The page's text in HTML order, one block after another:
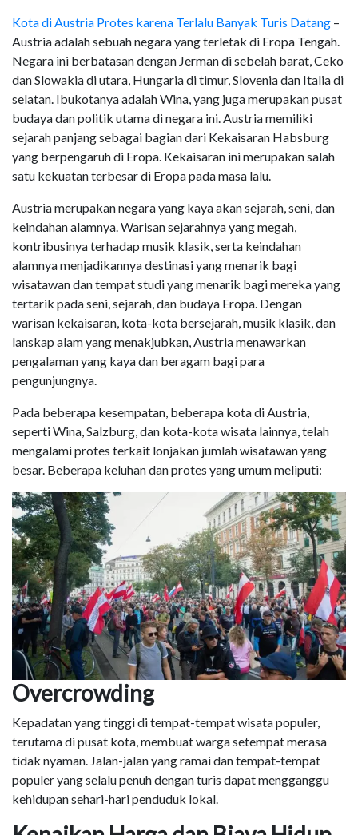
Kota di Austria Protes karena Terlalu Banyak Turis Datang –
Austria adalah sebuah negara yang terletak di Eropa Tengah.
Negara ini berbatasan dengan Jerman di sebelah barat, Ceko
dan Slowakia di utara, Hungaria di timur, Slovenia dan Italia di
selatan. Ibukotanya adalah Wina, yang juga merupakan pusat
budaya dan politik utama di negara ini. Austria memiliki
sejarah panjang sebagai bagian dari Kekaisaran Habsburg
yang berpengaruh di Eropa. Kekaisaran ini merupakan salah
satu kekuatan terbesar di Eropa pada masa lalu.
Austria merupakan negara yang kaya akan sejarah, seni, dan
keindahan alamnya. Warisan sejarahnya yang megah,
kontribusinya terhadap musik klasik, serta keindahan
alamnya menjadikannya destinasi yang menarik bagi
wisatawan dan tempat studi yang menarik bagi mereka yang
tertarik pada seni, sejarah, dan budaya Eropa. Dengan
warisan kekaisaran, kota-kota bersejarah, musik klasik, dan
lanskap alam yang menakjubkan, Austria menawarkan
pengalaman yang kaya dan beragam bagi para
pengunjungnya.
Pada beberapa kesempatan, beberapa kota di Austria,
seperti Wina, Salzburg, dan kota-kota wisata lainnya, telah
mengalami protes terkait lonjakan jumlah wisatawan yang
besar. Beberapa keluhan dan protes yang umum meliputi:
Overcrowding
Kepadatan yang tinggi di tempat-tempat wisata populer,
terutama di pusat kota, membuat warga setempat merasa
tidak nyaman. Jalan-jalan yang ramai dan tempat-tempat
populer yang selalu penuh dengan turis dapat mengganggu
kehidupan sehari-hari penduduk lokal.